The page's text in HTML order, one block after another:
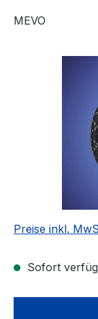
MEVO
Preise inkl.
Sofort